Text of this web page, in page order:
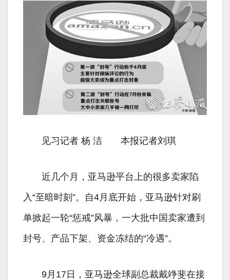
见习记者 杨 洁 本报记者刘琪
近几个月，亚马逊平台上的很多卖家陷
入“至暗时刻”。自4月底开始，亚马逊针对刷
单掀起一轮“惩戒”风暴，一大批中国卖家遭到
封号、产品下架、资金冻结的“冷遇”。
9月17日，亚马逊全球副总裁戴竫斐在接